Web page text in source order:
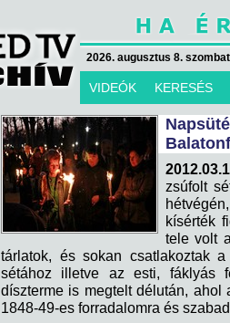
2026. augusztus 8.
VIDEÓK KERESÉS
zsúfolt
kísérték
tele volt
tárlatok, és sokan csatlakoztak
sétához illetve az esti, fáklyás
díszterme is megtelt délután,
1848-49-es forradalomra és